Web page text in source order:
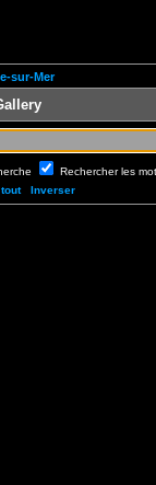
sur-Mer
Rechercher les
Inverser